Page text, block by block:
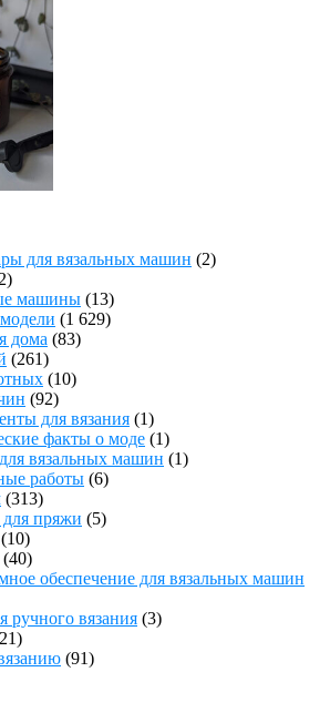
для вязальных машин (2)
машины (13)
(1 629)
дома (83)
(261)
(10)
(92)
для вязания (1)
факты о моде (1)
вязальных машин (1)
работы (6)
(313)
пряжи (5)
(10)
(40)
обеспечение для вязальных машин
ручного вязания (3)
(91)